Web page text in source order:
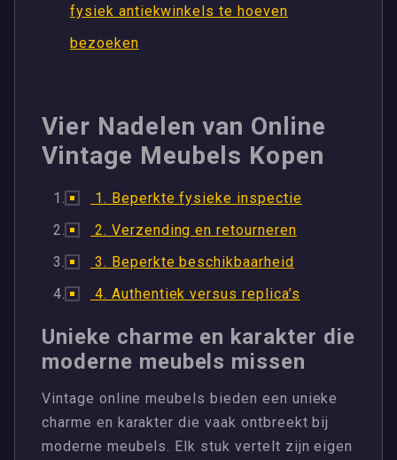
fysiek antiekwinkels te hoeven
bezoeken
Vier Nadelen van Online
Vintage Meubels Kopen
1. Beperkte fysieke inspectie
2. Verzending en retourneren
3. Beperkte beschikbaarheid
4. Authentiek versus replica’s
Unieke charme en karakter die
moderne meubels missen
Vintage online meubels bieden een unieke
charme en karakter die vaak ontbreekt bij
moderne meubels. Elk stuk vertelt zijn eigen